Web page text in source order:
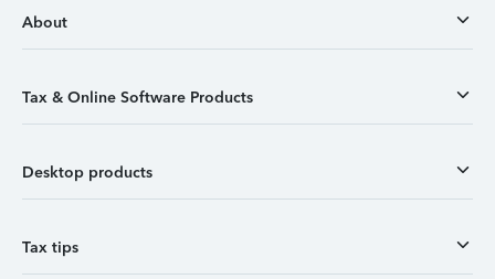
About
Tax & Online Software Products
Desktop products
Tax tips